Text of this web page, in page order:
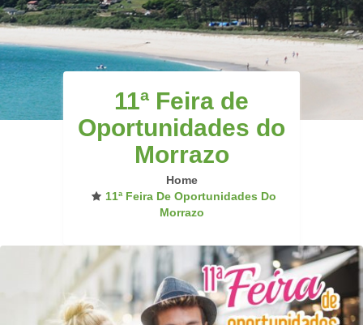
11ª Feira de
Oportunidades do
Morrazo
Home
11ª Feira De Oportunidades Do
Morrazo